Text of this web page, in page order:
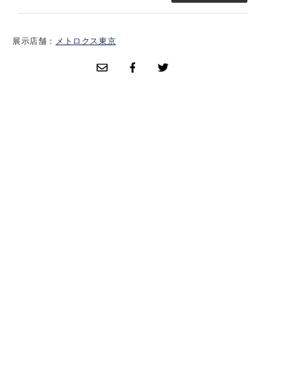
展示店舗： メトロクス東京